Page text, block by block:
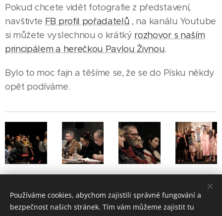
Pokud chcete vidět fotografie z představení,
navštivte FB profil pořadatelů , na kanálu Youtube
si můžete vyslechnou o krátký rozhovor s naším
principálem a herečkou Pavlou Živnou.
Bylo to moc fajn a těšíme se, že se do Písku někdy
opět podíváme.
Share
Používáme cookies, abychom zajistili správné fungování a
bezpečnost našich stránek. Tím vám můžeme zajistit tu